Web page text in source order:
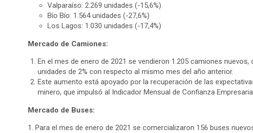
Valparaíso: 2.269 unidades (-15,6%)
Bío Bío: 1.564 unidades (-27,6%)
Los Lagos: 1.030 unidades (-17,4%)
Mercado de Camiones:
En el mes de enero de 2021 se vendieron 1.205 camiones
unidades de 2% con respecto al mismo mes del año anterior.
Este aumento está apoyado por la recuperación de las
minero, que impulsó al Indicador Mensual de Confianza
Mercado de Buses:
1. Para el mes de enero de 2021 se comercializaron 156 buses